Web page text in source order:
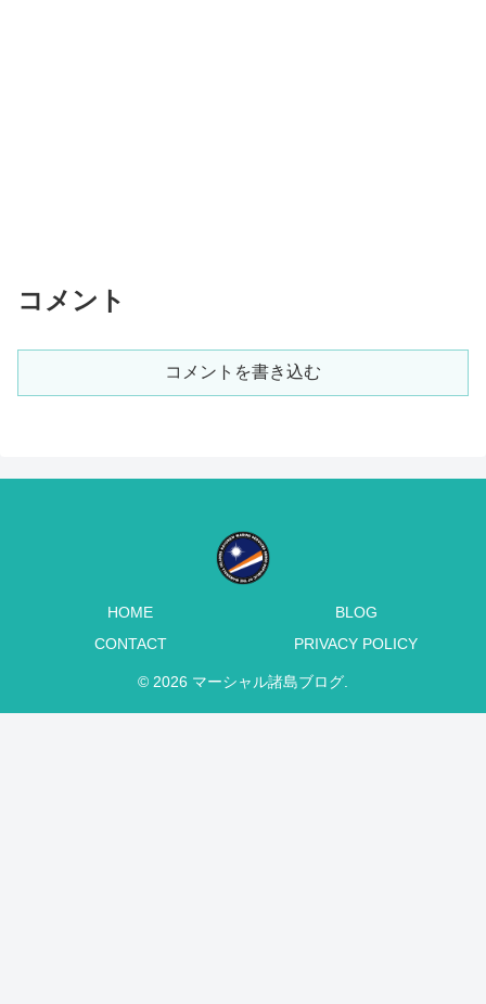
コメント
コメントを書き込む
HOME
BLOG
CONTACT
PRIVACY POLICY
© 2026 マーシャル諸島ブログ.